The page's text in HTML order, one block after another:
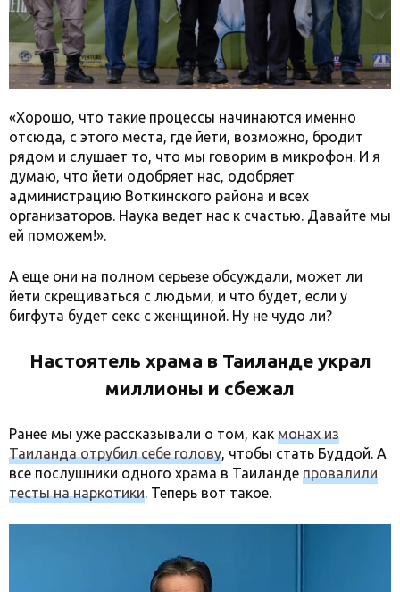
«Хорошо, что такие процессы начинаются именно
отсюда, с этого места, где йети, возможно, бродит
рядом и слушает то, что мы говорим в микрофон. И я
думаю, что йети одобряет нас, одобряет
администрацию Воткинского района и всех
организаторов. Наука ведет нас к счастью. Давайте мы
ей поможем!».
А еще они на полном серьезе обсуждали, может ли
йети скрещиваться с людьми, и что будет, если у
бигфута будет секс с женщиной. Ну не чудо ли?
Настоятель храма в Таиланде украл
миллионы и сбежал
Ранее мы уже рассказывали о том, как монах из
Таиланда отрубил себе голову, чтобы стать Буддой. А
все послушники одного храма в Таиланде провалили
тесты на наркотики. Теперь вот такое.